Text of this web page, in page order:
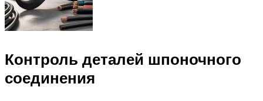
Контроль деталей шпоночного
соединения